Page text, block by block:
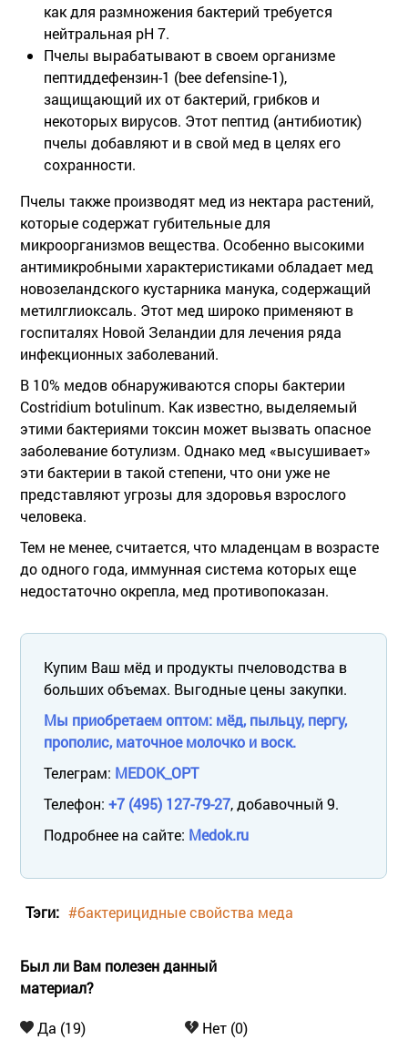
как для размножения бактерий требуется
нейтральная рН 7.
Пчелы вырабатывают в своем организме
пептиддефензин-1 (bee defensine-1),
защищающий их от бактерий, грибков и
некоторых вирусов. Этот пептид (антибиотик)
пчелы добавляют и в свой мед в целях его
сохранности.
Пчелы также производят мед из нектара растений,
которые содержат губительные для
микроорганизмов вещества. Особенно высокими
антимикробными характеристиками обладает мед
новозеландского кустарника манука, содержащий
метилглиоксаль. Этот мед широко применяют в
госпиталях Новой Зеландии для лечения ряда
инфекционных заболеваний.
В 10% медов обнаруживаются споры бактерии
Costridium botulinum. Как известно, выделяемый
этими бактериями токсин может вызвать опасное
заболевание ботулизм. Однако мед «высушивает»
эти бактерии в такой степени, что они уже не
представляют угрозы для здоровья взрослого
человека.
Тем не менее, считается, что младенцам в возрасте
до одного года, иммунная система которых еще
недостаточно окрепла, мед противопоказан.
Купим Ваш мёд и продукты пчеловодства в
больших объемах. Выгодные цены закупки.
Мы приобретаем оптом: мёд, пыльцу, пергу,
прополис, маточное молочко и воск.
Телеграм: MEDOK_OPT
Телефон: +7 (495) 127-79-27, добавочный 9.
Подробнее на сайте: Medok.ru
Тэги: #бактерицидные свойства меда
Был ли Вам полезен данный
материал?
Да (19) Нет (0)